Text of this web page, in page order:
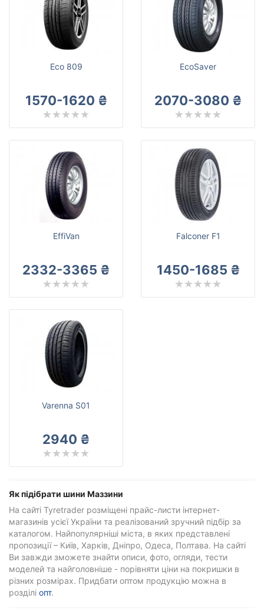
Eco 809
1570-1620 ₴
EcoSaver
2070-3080 ₴
EffiVan
2332-3365 ₴
Falconer F1
1450-1685 ₴
Varenna S01
2940 ₴
Як підібрати шини Маззини
На сайті Tyretrader розміщені прайс-листи інтернет-
магазинів усієї України та реалізований зручний підбір за
каталогом. Найпопулярніші міста, в яких представлені
пропозиції – Київ, Харків, Дніпро, Одеса, Полтава. На сайті
Ви завжди зможете знайти описи, фото, огляди, тести
моделей та найголовніше - порівняти ціни на покришки в
різних розмірах. Придбати оптом продукцію можна в
розділі опт.